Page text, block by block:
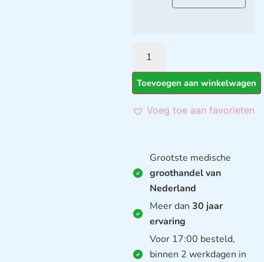
Toevoegen aan winkelwagen
Voeg toe aan favorieten
Grootste medische
groothandel van
Nederland
Meer dan 30 jaar
ervaring
Voor 17:00 besteld,
binnen 2 werkdagen in